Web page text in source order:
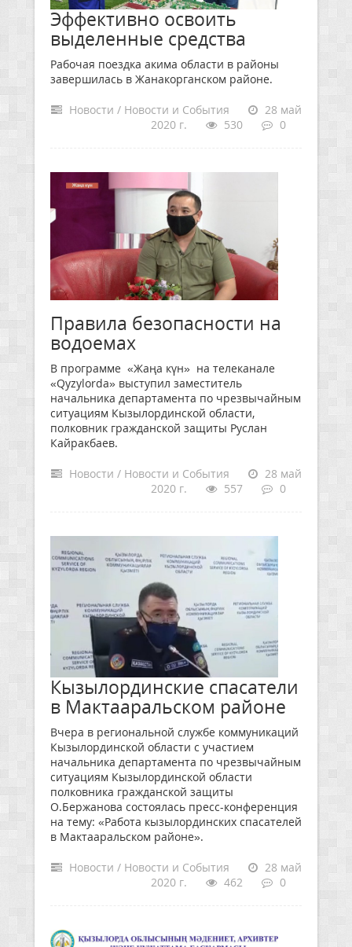
Эффективно освоить
выделенные средства
Рабочая поездка акима области в районы
завершилась в Жанакорганском районе.
Новости / Новости и События
28 май
2020 г.
530 0
Правила безопасности на
водоемах
В программе «Жаңа күн» на телеканале
«Qyzylorda» выступил заместитель
начальника департамента по чрезвычайным
ситуациям Кызылординской области,
полковник гражданской защиты Руслан
Кайракбаев.
Новости / Новости и События
28 май
2020 г.
557 0
Кызылординские спасатели
в Мактааральском районе
Вчера в региональной службе коммуникаций
Кызылординской области с участием
начальника департамента по чрезвычайным
ситуациям Кызылординской области
полковника гражданской защиты
О.Бержанова состоялась пресс-конференция
на тему: «Работа кызылординских спасателей
в Мактааральском районе».
Новости / Новости и События
28 май
2020 г.
462 0